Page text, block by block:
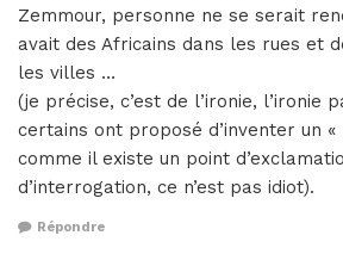
Zemmour, personne ne se serait
avait des Africains dans les rues et
les villes …
(je précise, c’est de l’ironie, l’ironie
certains ont proposé d’inventer un «
comme il existe un point
d’interrogation, ce n’est pas idiot).
Répondre